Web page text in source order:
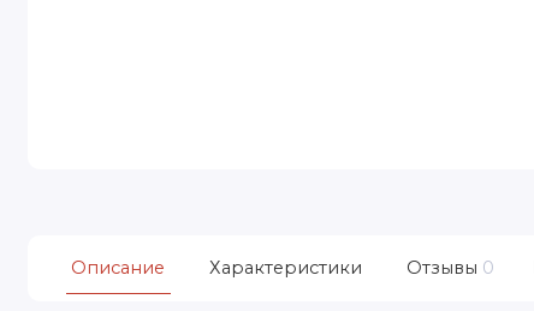
Описание Характеристики Отзывы 0